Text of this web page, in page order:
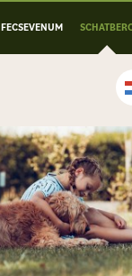
FECSEVENUM